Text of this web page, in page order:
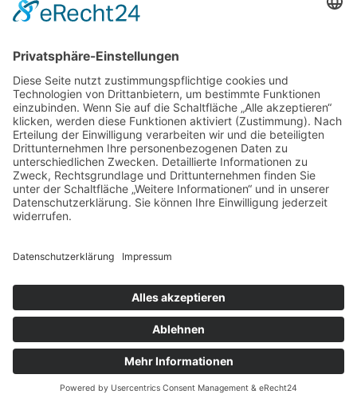
Tour entdecken
Abenteuertour Wermelskirchen 🆕